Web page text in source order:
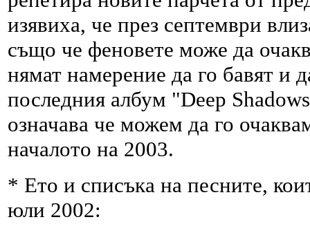
изявиха, че през септември
също че феновете може да
нямат намерение да го бавят и
последния албум "Deep
означава че можем да го
началото на 2003.
* Ето и списъка на песните,
юли 2002: